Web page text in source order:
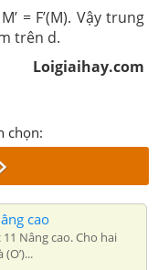
= F’(M). Vậy trung
trên d.
Loigiaihay.com
chọn:
cao
Nâng cao. Cho hai